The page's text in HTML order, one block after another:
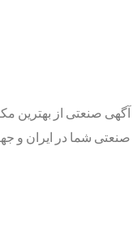
آگهی صنعتی از بهترین
صنعتی شما در ایران و